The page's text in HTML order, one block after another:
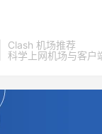
Clash 机场推荐
科学上网机场与客户